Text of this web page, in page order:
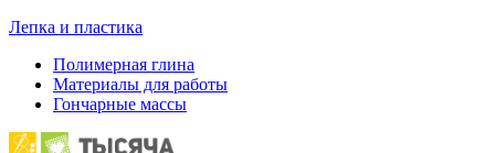
Лепка и пластика
Полимерная глина
Материалы для работы
Гончарные массы